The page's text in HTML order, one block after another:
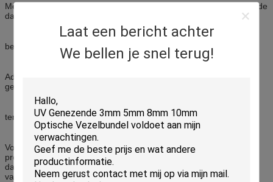
Laat een bericht achter
We bellen je snel terug!
Met stijgende populariteit en bevordering van FTTH-bouw, bouwt de
dalingskabel op G657A1, A2-vezelkern voort
begin wijd gebruikt in gang, huishoudenenvirment.
Advertentie één die vezel optische kabel, dalingskabel ingaan is
geschikt voor applicatin van openlucht aan binnenverbinding en
termianl installtin die het kleinere kabel buigen vereisen.
Volgens de manier van kabelinstallatie, konden wij fabrieks
preterminate schakelaars in één eind of beide einden op
dalingskabel, in vergelijking met snelle schakelaar, het flardkoord
van de dalingskabel hebben hogere stablility en levensduur.